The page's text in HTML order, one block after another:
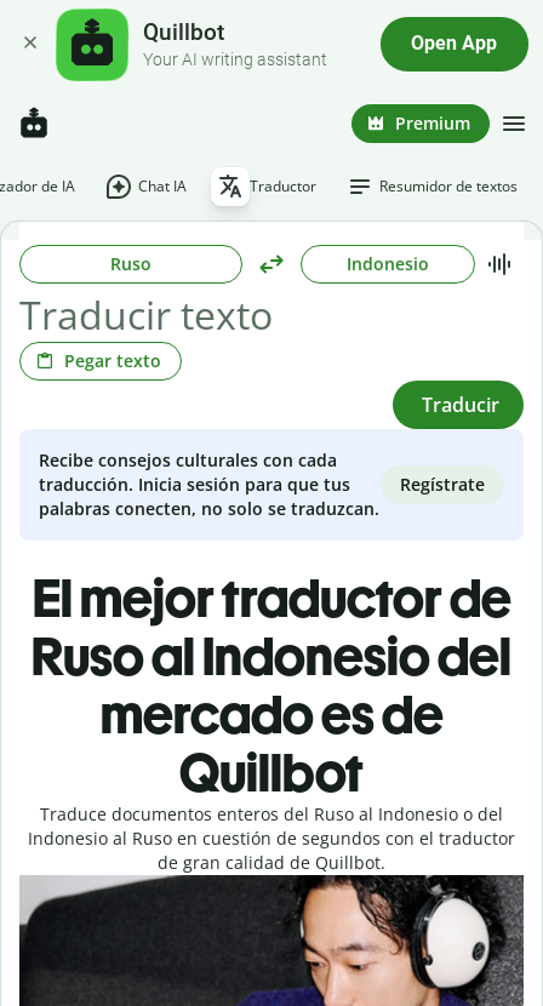
Quillbot
Your AI writing assistant
Open App
Premium
de IA Chat IA Traductor Resumidor de textos
Ruso Indonesio
Pegar texto
Traducir
Recibe consejos culturales con cada
traducción. Inicia sesión para que tus
palabras conecten, no solo se traduzcan.
Regístrate
El mejor traductor de
Ruso al Indonesio del
mercado es de
Quillbot
Traduce documentos enteros del Ruso al Indonesio o del
Indonesio al Ruso en cuestión de segundos con el traductor
de gran calidad de Quillbot.